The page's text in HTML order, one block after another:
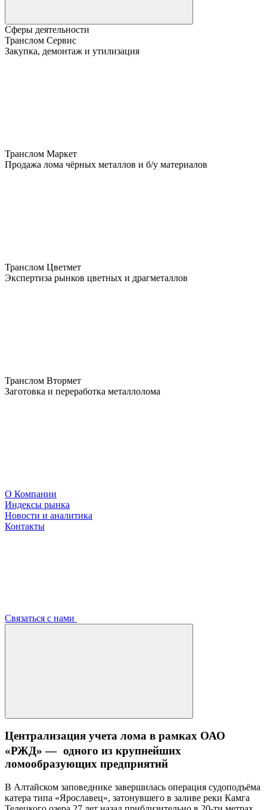
Сферы деятельности
Транслом Сервис
Закупка, демонтаж и утилизация
Транслом Маркет
Продажа лома чёрных металлов и б/у материалов
Транслом Цветмет
Экспертиза рынков цветных и драгметаллов
Транслом Втормет
Заготовка и переработка металлолома
О Компании
Индексы рынка
Новости и аналитика
Контакты
Связаться с нами
Централизация учета лома в рамках ОАО
«РЖД» — одного из крупнейших
ломообразующих предприятий
В Алтайском заповеднике завершилась операция судоподъёма
катера типа «Ярославец», затонувшего в заливе реки Камга